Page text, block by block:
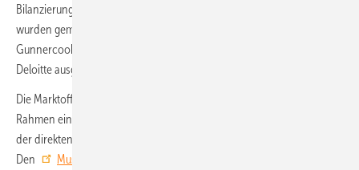
Bilanzierungsfragen auf. Vertragsmuster und Begleitdokumente
wurden gemeinsam mit den Anwaltskanzleien DLA Piper und
Gunnercooke sowie den Beratungsunternehmen Pexapark und
Deloitte ausgearbeitet.
Die Marktoffensive Erneuerbare Energien informiert Unternehmen im
Rahmen eines
der direkten Stromliefervereinbarung mit den Ökostromproduzenten.
Den
Mustervertrag inklusive der Begleitdokumente